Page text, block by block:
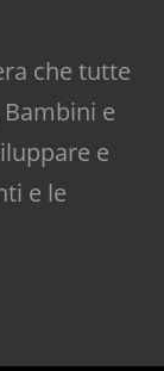
che tutte
e
e
e le